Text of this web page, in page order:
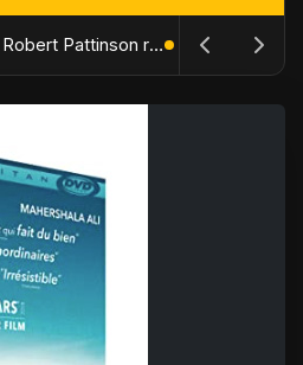
The Batman : Part II – Robert Pattinson replonge dans les ténèbres de Gotham dès octobre 2027